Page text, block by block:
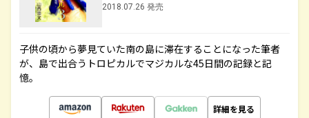
2018.07.26 発売
子供の頃から夢見ていた南の島に滞在することになった筆者
が、島で出合うトロピカルでマジカルな45日間の記録と記
憶。
詳細を見る